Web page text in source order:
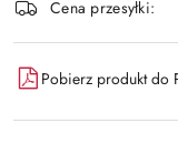
i
dostawa
Cena przesyłki:
Pobierz produkt do